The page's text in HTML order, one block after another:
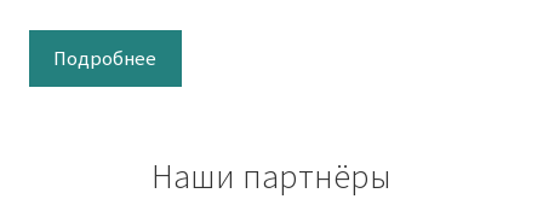
Подробнее
Наши партнёры